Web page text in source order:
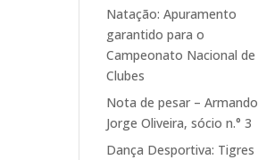
Natação: Apuramento
garantido para o
Campeonato Nacional de
Clubes
Nota de pesar – Armando
Jorge Oliveira, sócio n.° 3
Dança Desportiva: Tigres